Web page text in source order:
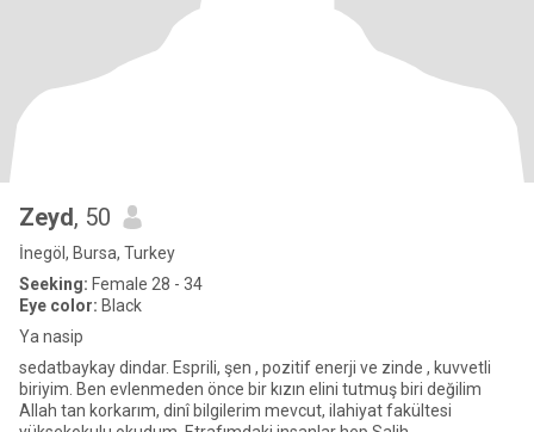
Zeyd, 50
İnegöl, Bursa, Turkey
Seeking: Female 28 - 34
Eye color: Black
Ya nasip
sedatbaykay dindar. Esprili, şen , pozitif enerji ve zinde , kuvvetli
biriyim. Ben evlenmeden önce bir kızın elini tutmuş biri değilim
Allah tan korkarım, dinî bilgilerim mevcut, ilahiyat fakültesi